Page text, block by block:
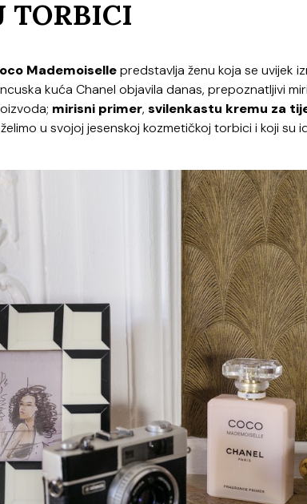
TORBICI
Mademoisellepredstavlja ženu koja se uvijek
kuća Chanel objavila danas, prepoznatljivi
mirisni primer, svilenkastu kremu za
u svojoj jesenskoj kozmetičkoj torbici i koji su